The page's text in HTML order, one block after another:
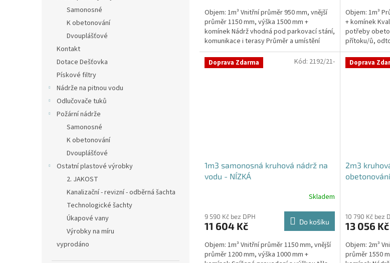
Samonosné
K obetonování
Dvouplášťové
Kontakt
Dotace Dešťovka
Pískové filtry
Nádrže na pitnou vodu
Odlučovače tuků
Požární nádrže
Samonosné
K obetonování
Dvouplášťové
Ostatní plastové výrobky
2. JAKOST
Kanalizační - revizní - odběrná šachta
Technologické šachty
Úkapové vany
Výrobky na míru
vyprodáno
z
5
hvězdiček.
Objem: 1m³ Vnitřní průměr 950 mm, vnější
průměr 1150 mm, výška 1500 mm +
komínek Nádrž vhodná pod parkovací stání,
komunikace i terasy Průměr a umístění
přítoku/ů, odtoku/ů...
z
5
hvězdiček.
Objem: 1m³
+ komínek
potřeby
přítoku/ů,
poznámce
Doprava Zdarma
1m3 samonosná kruhová nádrž na
vodu - NÍZKÁ
produktu
je
z
5
Skladem
9 590 Kč bez DPH
11 604 Kč Do košíku
Objem: 1m³ Vnitřní průměr 1150 mm, vnější
průměr 1200 mm, výška 1000 mm +
Kód: 2192/21- Doprava
2m3
obetonování
10 790 Kč bez
13 056 Kč
Objem: 2m³
průměr 1550